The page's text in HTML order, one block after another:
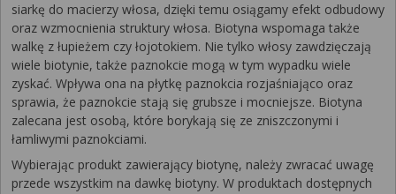
siarkę do macierzy włosa, dzięki temu osiągamy efekt odbudowy
oraz wzmocnienia struktury włosa. Biotyna wspomaga także
walkę z łupieżem czy łojotokiem. Nie tylko włosy zawdzięczają
wiele biotynie, także paznokcie mogą w tym wypadku wiele
zyskać. Wpływa ona na płytkę paznokcia rozjaśniająco oraz
sprawia, że paznokcie stają się grubsze i mocniejsze. Biotyna
zalecana jest osobą, które borykają się ze zniszczonymi i
łamliwymi paznokciami.
Wybierając produkt zawierający biotynę, należy zwracać uwagę
przede wszystkim na dawkę biotyny. W produktach dostępnych